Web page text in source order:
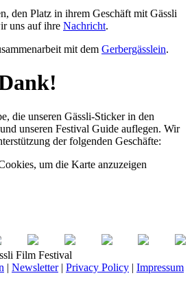
den Platz in ihrem Geschäft mit Gässli
uns auf ihre Nachricht.
mit dem Gerbergässlein.
die unseren Gässli-Sticker in den
unseren Festival Guide auflegen. Wir
der folgenden Geschäfte:
um die Karte anzuzeigen
Film Festival
| Newsletter| Privacy Policy | Impressum